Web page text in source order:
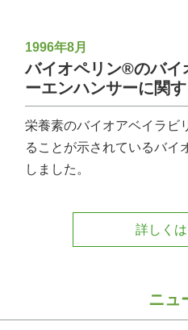
1996年8月
バイオペリン®のバイ
ーエンハンサーに関
栄養素のバイオアベイラビ
ることが示されているバイ
しました。
詳しく
ニュ